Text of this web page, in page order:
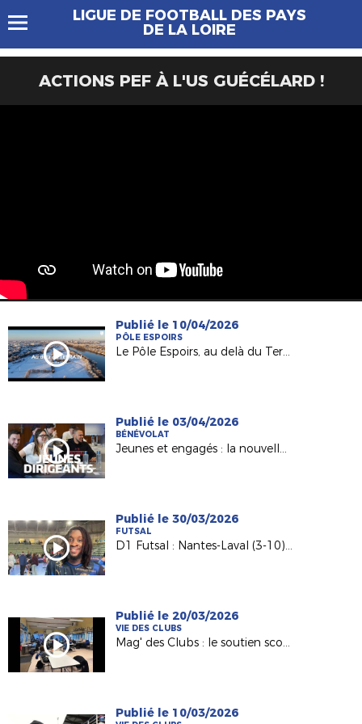
LIGUE DE FOOTBALL DES PAYS
DE LA LOIRE
ACTIONS PEF À L'US GUÉCÉLARD !
Publié le 10/04/2026
PÔLE ESPOIRS
Le Pôle Espoirs, au delà du Terrain
Publié le 03/04/2026
BÉNÉVOLAT
Jeunes et engagés : la nouvelle génération de dirigeants
Publié le 30/03/2026
FUTSAL
D1 Futsal : Nantes-Laval (3-10), les réactions d’après match
Publié le 20/03/2026
VIE DES CLUBS
Mag' des Clubs : le soutien scolaire au sein de l'AS Saint-Hilaire Vihiers Saint-Paul
Publié le 10/03/2026